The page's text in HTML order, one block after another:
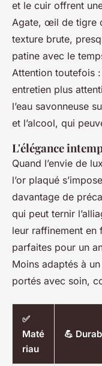
et le cuir offrent
Agate, œil de tigre
texture brute,
patine avec le
Attention toutefois
entretien plus
l’eau savonneuse
et l’alcool, qui
L'élégance
Quand l’envie de
l’or plaqué
davantage de
qui peut ternir
leur raffinement en
parfaites pour un
Moins adaptés à
portés avec soin,
✅
Maté
riau
💪